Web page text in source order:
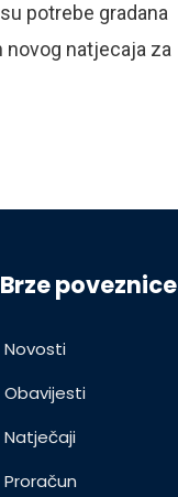
potrebe gradana
natjecaja za
Brze poveznice
Novosti
Obavijesti
Natječaji
Proračun